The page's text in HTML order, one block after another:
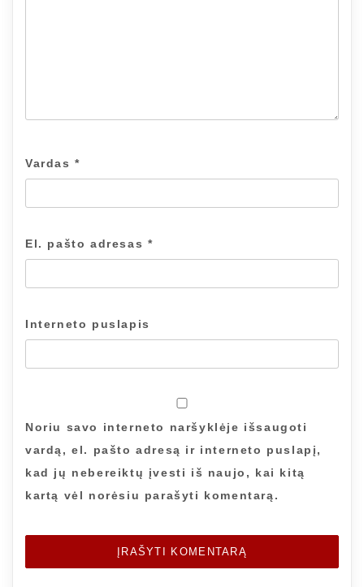
Vardas*
El. pašto adresas *
Interneto puslapis
Noriu savo interneto naršyklėje išsaugoti
vardą, el. pašto adresą ir interneto puslapį,
kad jų nebereiktų įvesti iš naujo, kai kitą
kartą vėl norėsiu parašyti komentarą.